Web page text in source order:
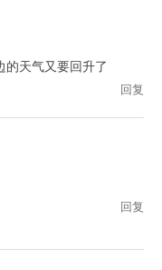
的天气又要回升了
回复
回复